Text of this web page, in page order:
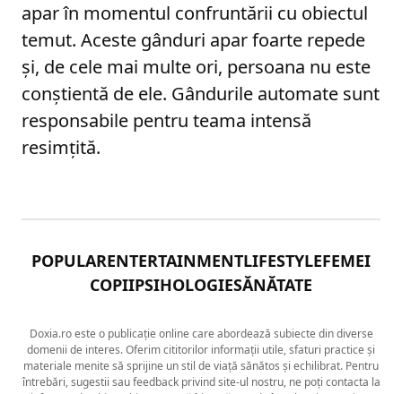
apar în momentul confruntării cu obiectul
temut. Aceste gânduri apar foarte repede
și, de cele mai multe ori, persoana nu este
conștientă de ele. Gândurile automate sunt
responsabile pentru teama intensă
resimțită.
POPULARENTERTAINMENTLIFESTYLEFEMEI
COPIIPSIHOLOGIESĂNĂTATE
Doxia.ro este o publicație online care abordează subiecte din diverse
domenii de interes. Oferim cititorilor informații utile, sfaturi practice și
materiale menite să sprijine un stil de viață sănătos și echilibrat. Pentru
întrebări, sugestii sau feedback privind site-ul nostru, ne poți contacta la